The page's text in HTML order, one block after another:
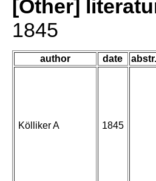
[Other]
1845
author date abstr.
Kölliker A 1845